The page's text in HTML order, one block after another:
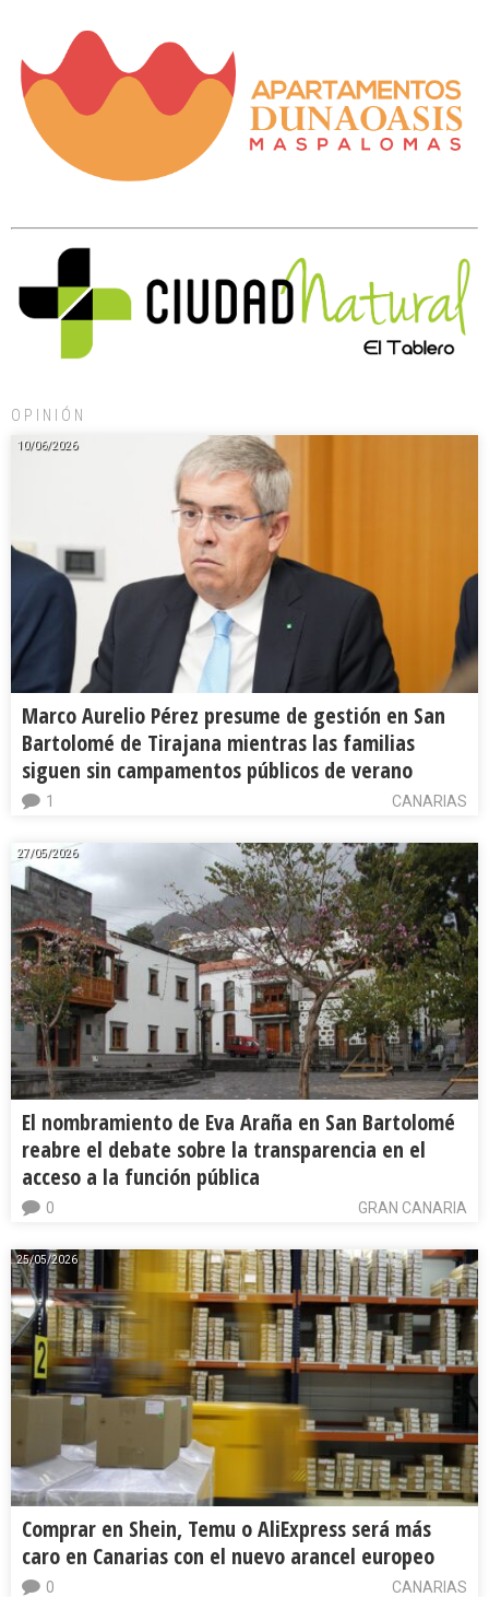
OPINIÓN
10/06/2026
Marco Aurelio Pérez presume de gestión en San
Bartolomé de Tirajana mientras las familias
siguen sin campamentos públicos de verano
CANARIAS
1
27/05/2026
El nombramiento de Eva Araña en San Bartolomé
reabre el debate sobre la transparencia en el
acceso a la función pública
GRAN CANARIA
0
25/05/2026
Comprar en Shein, Temu o AliExpress será más
caro en Canarias con el nuevo arancel europeo
CANARIAS
0